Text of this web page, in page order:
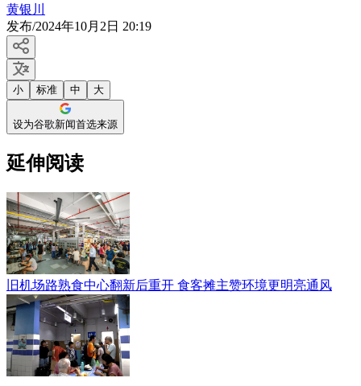
黄银川
发布/2024年10月2日 20:19
小 标准 中 大
设为谷歌新闻首选来源
延伸阅读
旧机场路熟食中心翻新后重开 食客摊主赞环境更明亮通风